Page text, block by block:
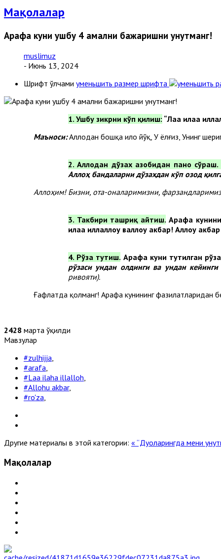
Мақолалар
Арафа куни ушбу 4 амални бажаришни унутманг!
muslimuz
- Июнь 13, 2024
Шрифт ўлчами уменьшить размер шрифта
1. Ушбу зикрни кўп қилиш: “Лаа илаҳа
Маъноси:Аллоҳдан бошқа илоҳ йўқ, У ёлғиз, Унинг
2. Аллоҳдан дўзах азобидан паноҳ сўраш.
Аллоҳ бандаларни дўзахдан кўп озод
Аллоҳим! Бизни, ота-оналаримизни,
3. Такбири ташриқ айтиш. Арафа
илаҳа иллаллоҳу валлоҳу акбар! Аллоҳу
4. Рўза тутиш. Арафа куни тутилган
рўзаси ундан олдинги ва ундан
ривояти).
Ғафлатда қолманг! Арафа кунининг фазилатларидан
2428 марта ўқилди
Мавзулар
#zulhijja
#arafa
#Laa ilaha illalloh
#Allohu akbar,
#ro'za
Другие материалы в этой категории: « “Дуоларингда мени
Мақолалар